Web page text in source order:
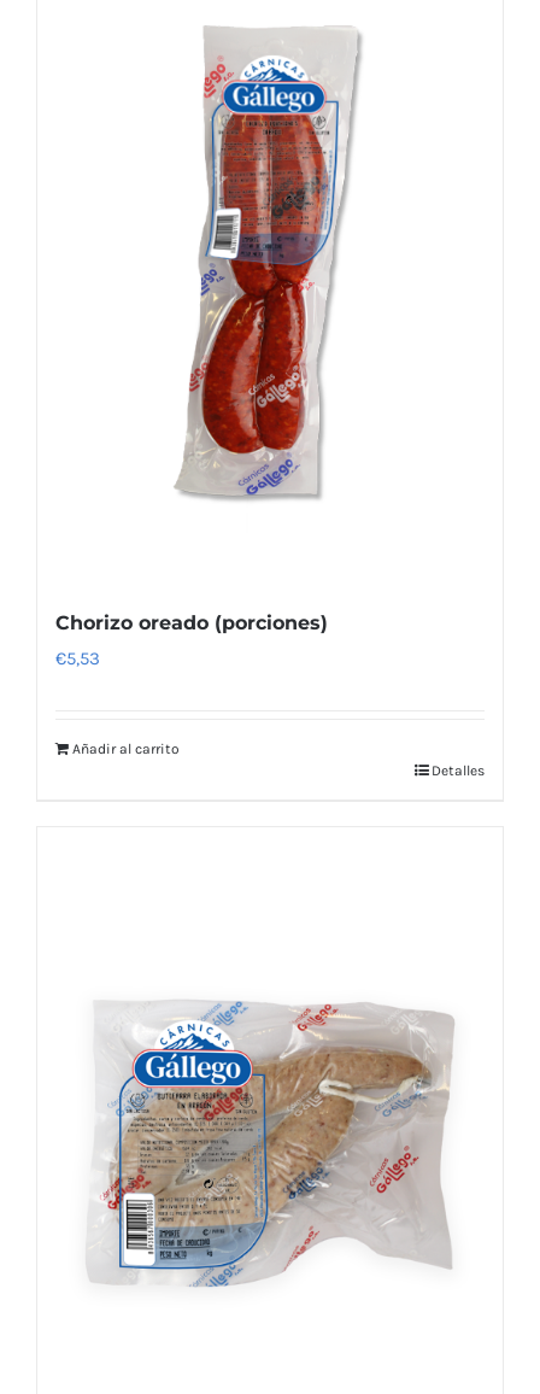
Chorizo oreado (porciones)
€5,53
Añadir al carrito
Detalles